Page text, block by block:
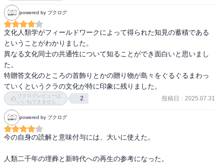
したが、どれも興味深いものでした。学生の頃にこんな講義があっ
たらぜひ聞いてみたかったです。
全く別なところに住んでいても、意外な部分で文化や風習における
共通点があるものですね。面白いです。
powered by ブクログ
文化人類学がフィールドワークによって得られた知見の蓄積である
ということがわかりました。
異なる文化同士の共通性について知ることができ面白いと思いまし
た。
特贈答文化のところの首飾りとかの贈り物が島々をぐるぐるまわっ
ていくというクラの文化が特に印象に残りました。
ブクログレビューは
いいねできません
2 投稿日 : 2025.07.31
powered by ブクログ
今の自身の読解と意味付与には、大いに使えた。
人類二千年の埋葬と新時代への再生の参考になった。